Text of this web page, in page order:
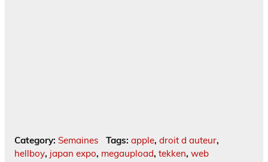
Category: Semaines Tags: apple, droit d auteur,
hellboy, japan expo, megaupload, tekken, web